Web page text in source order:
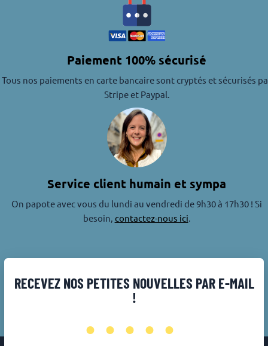
Paiement 100% sécurisé
Tous nos paiements en carte bancaire sont cryptés et sécurisés
Stripe et Paypal.
Service client humain et sympa
On papote avec vous du lundi au vendredi de 9h30 à 17h30 ! Si
besoin, contactez-nous ici.
RECEVEZ NOS PETITES NOUVELLES PAR E-MAIL
!
•••••